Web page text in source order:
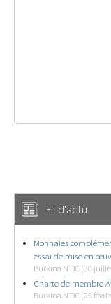
Fil d'actu
Monnaies
essai de mise en
Burkina NTIC (30
Charte de membre
Burkina NTIC (25